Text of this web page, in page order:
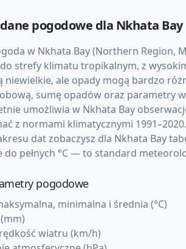
pogodowe dla Nkhata Bay
w Nkhata Bay (Northern Region,
do strefy klimatu tropikalnym, z
ale opady mogą bardzo
sumę opadów oraz parametry
umożliwia w Nkhata Bay
z normami klimatycznymi 1991–2020.
dat zobaczysz dla Nkhata Bay
do pełnych °C — to standard
pogodowe
minimalna i średnia (°C)
wiatru (km/h)